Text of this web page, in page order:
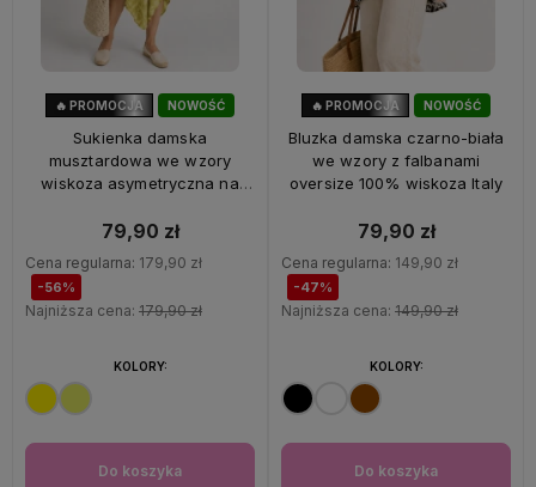
NOWOŚĆ
🔥 PROMOCJA
Sukienka damska
musztardowa we wzory
wiskoza asymetryczna na
79,90 zł
Cena regularna: 179,90 zł
-56%
Najniższa cena: 179,90 zł
Do koszyka
KOLORY:
NOWOŚĆ
🔥 PROMOCJA
Bluzka damska czarno-biała
we wzory z falbanami
oversize 100% wiskoza Italy
79,90 zł
Cena regularna: 149,90 zł
-47%
Najniższa cena: 149,90 zł
Do koszyka
KOLORY: